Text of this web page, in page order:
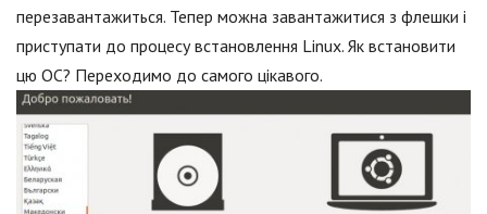
перезавантажиться. Тепер можна завантажитися з флешки і
приступати до процесу встановлення Linux. Як встановити
цю ОС? Переходимо до самого цікавого.